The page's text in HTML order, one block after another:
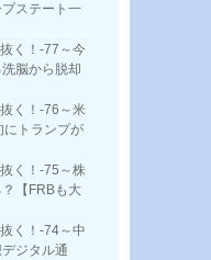
ステート一
く！-77～今
脳から脱却
く！-76～米
にトランプが
く！-75～株
【FRBも大
く！-74～中
ジタル通